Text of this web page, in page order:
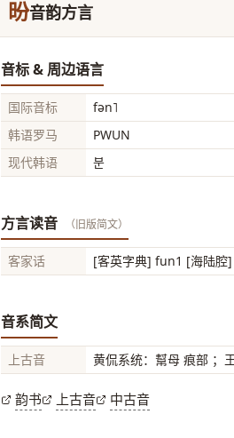
昐音韵方言
音标 & 周边语言
国际音标
fən˥
韩语罗马
PWUN
现代韩语
분
方言读音 （旧版简文）
客家话 [客英字典] fun1 [海陆
音系简文
上古音 黄侃系统：幫母 痕部 ；
韵书 上古音 中古音